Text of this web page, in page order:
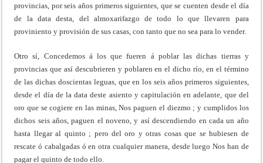
provincias, por seis años primeros siguientes, que se cuenten desde el día
de la data desta, del almoxarifazgo de todo lo que llevaren para
proviniento y provisión de sus casas, con tanto que no sea para lo vender.
Otro sí, Concedemos á los que fueren á poblar las dichas tierras y
provincias que así descubrieren y poblaren en el dicho río, en el término
de las dichas doscientas leguas, que en los seis años primeros siguientes,
desde el día de la data deste asiento y capitulación en adelante, que del
oro que se cogiere en las minas, Nos paguen el diezmo ; y cumplidos los
dichos seis años, paguen el noveno, y así descendiendo en cada un año
hasta llegar al quinto ; pero del oro y otras cosas que se hubiesen de
rescate ó cabalgadas ó en otra cualquier manera, desde luego Nos han de
pagar el quinto de todo ello.